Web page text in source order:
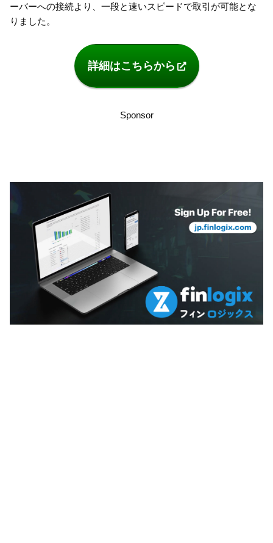
ーバーへの接続より、一段と速いスピードで取引が可能とな
りました。
詳細はこちらから
Sponsor